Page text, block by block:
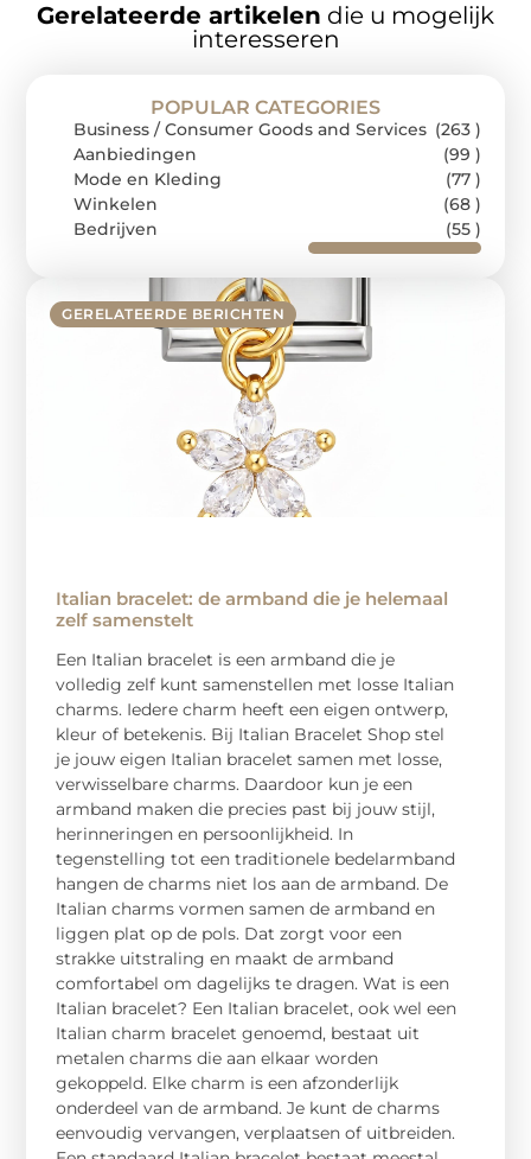
Gerelateerde artikelen die u mogelijk
interesseren
GERELATEERDE BERICHTEN
Italian bracelet: de armband die je helemaal
zelf samenstelt
Een Italian bracelet is een armband die je
volledig zelf kunt samenstellen met losse Italian
charms. Iedere charm heeft een eigen ontwerp,
kleur of betekenis. Bij Italian Bracelet Shop stel
je jouw eigen Italian bracelet samen met losse,
verwisselbare charms. Daardoor kun je een
armband maken die precies past bij jouw stijl,
herinneringen en persoonlijkheid. In
tegenstelling tot een traditionele bedelarmband
hangen de charms niet los aan de armband. De
Italian charms vormen samen de armband en
liggen plat op de pols. Dat zorgt voor een
strakke uitstraling en maakt de armband
comfortabel om dagelijks te dragen. Wat is een
Italian bracelet? Een Italian bracelet, ook wel een
Italian charm bracelet genoemd, bestaat uit
metalen charms die aan elkaar worden
gekoppeld. Elke charm is een afzonderlijk
onderdeel van de armband. Je kunt de charms
eenvoudig vervangen, verplaatsen of uitbreiden.
POPULAR CATEGORIES
Business / Consumer Goods and Services (263 )
Aanbiedingen
(99 )
Mode en Kleding
(77 )
Winkelen
(68 )
Bedrijven
(55 )